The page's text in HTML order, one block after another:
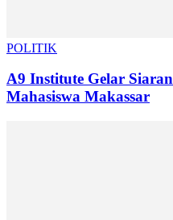
POLITIK
A9 Institute Gelar
Mahasiswa Makassar